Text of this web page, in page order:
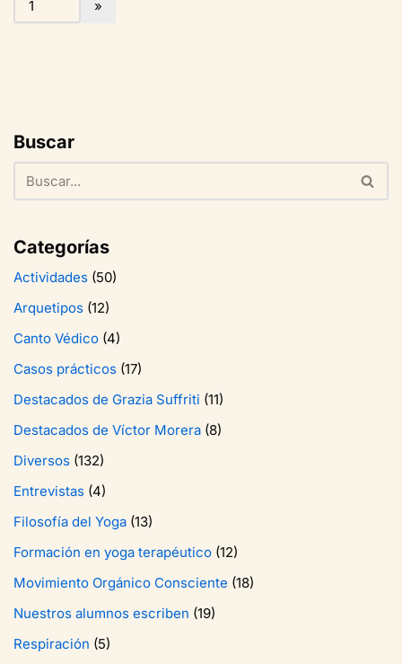
Buscar
Categorías
Actividades (50)
Arquetipos (12)
Canto Védico (4)
Casos prácticos (17)
Destacados de Grazia Suffriti (11)
Destacados de Víctor Morera (8)
Diversos (132)
Entrevistas (4)
Filosofía del Yoga (13)
Formación en yoga terapéutico (12)
Movimiento Orgánico Consciente (18)
Nuestros alumnos escriben (19)
Respiración (5)